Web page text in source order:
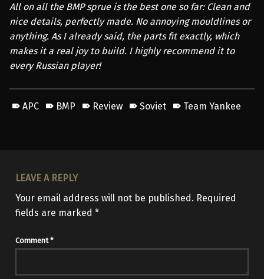
All on all the BMP sprue is the best one so far: Clean and
nice details, perfectly made. No annoying mouldlines or
anything. As I already said, the parts fit exactly, which
makes it a real joy to build. I highly recommend it to
every Russian player!
APC BMP Review Soviet Team Yankee
LEAVE A REPLY
Your email address will not be published. Required
fields are marked *
Comment*